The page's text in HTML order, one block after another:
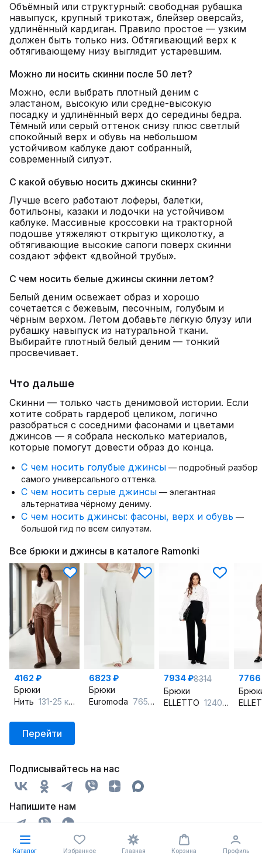
Объёмный или структурный: свободная рубашка
навыпуск, крупный трикотаж, блейзер оверсайз,
удлинённый кардиган. Правило простое — узким
должен быть только низ. Обтягивающий верх к
обтягивающему низу выглядит устаревшим.
Можно ли носить скинни после 50 лет?
Можно, если выбрать плотный деним с
эластаном, высокую или средне-высокую
посадку и удлинённый верх до середины бедра.
Тёмный или серый оттенок снизу плюс светлый
спокойный верх и обувь на небольшом
устойчивом каблуке дают собранный,
современный силуэт.
С какой обувью носить джинсы скинни?
Лучше всего работают лоферы, балетки,
ботильоны, казаки и лодочки на устойчивом
каблуке. Массивные кроссовки на тракторной
подошве утяжеляют открытую щиколотку, а
обтягивающие высокие сапоги поверх скинни
создают эффект «двойной трубы».
С чем носить белые джинсы скинни летом?
Белый деним освежает образ и хорошо
сочетается с бежевым, песочным, голубым и
чёрным верхом. Летом добавьте лёгкую блузу или
рубашку навыпуск из натуральной ткани.
Выбирайте плотный белый деним — тонкий
просвечивает.
Что дальше
Скинни — только часть денимовой истории. Если
хотите собрать гардероб целиком, логично
разобраться с соседними фасонами и цветами
джинсов — я собрала несколько материалов,
которые помогут довести образ до конца.
С чем носить голубые джинсы — подробный разбор
самого универсального оттенка.
С чем носить серые джинсы — элегантная
альтернатива чёрному дениму.
С чем носить джинсы: фасоны, верх и обувь —
большой гид по всем силуэтам.
Все брюки и джинсы в каталоге Ramonki
4162 ₽
Брюки
Нить 131-25 коричневый
6823 ₽
Брюки
Euromoda 765 молочный
7934 ₽8314
Брюки
ELLETTO 12404 черный
Перейти
Подписывайтесь на нас
Напишите нам
Каталог Избранное Главная Корзина Профиль